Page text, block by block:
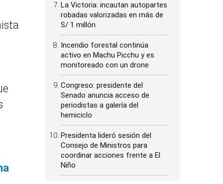
La Victoria: incautan autopartes
robadas valorizadas en más de
S/ 1 millón
Incendio forestal continúa
activo en Machu Picchu y es
monitoreado con un drone
Congreso: presidente del
Senado anuncia acceso de
periodistas a galería del
hemiciclo
Presidenta lideró sesión del
Consejo de Ministros para
coordinar acciones frente a El
Niño